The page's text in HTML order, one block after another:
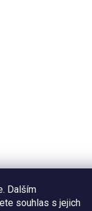
Dalším
souhlas s jejich